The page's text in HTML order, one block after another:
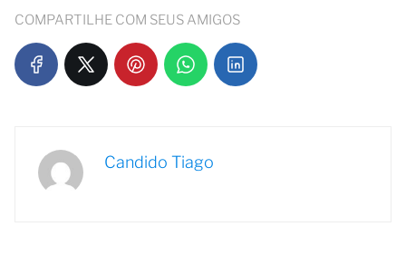
COMPARTILHE COM SEUS AMIGOS
Candido Tiago